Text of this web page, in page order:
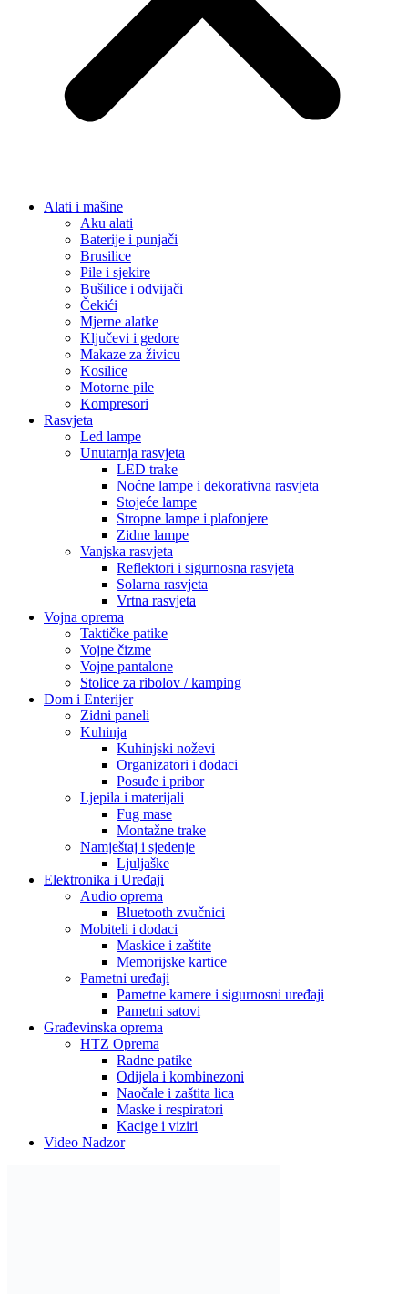
Alati i mašine
Aku alati
Baterije i punjači
Brusilice
Pile i sjekire
Bušilice i odvijači
Čekići
Mjerne alatke
Ključevi i gedore
Makaze za živicu
Kosilice
Motorne pile
Kompresori
Rasvjeta
Led lampe
Unutarnja rasvjeta
LED trake
Noćne lampe i dekorativna rasvjeta
Stojeće lampe
Stropne lampe i plafonjere
Zidne lampe
Vanjska rasvjeta
Reflektori i sigurnosna rasvjeta
Solarna rasvjeta
Vrtna rasvjeta
Vojna oprema
Taktičke patike
Vojne čizme
Vojne pantalone
Stolice za ribolov / kamping
Dom i Enterijer
Zidni paneli
Kuhinja
Kuhinjski noževi
Organizatori i dodaci
Posuđe i pribor
Ljepila i materijali
Fug mase
Montažne trake
Namještaj i sjedenje
Ljuljaške
Elektronika i Uređaji
Audio oprema
Bluetooth zvučnici
Mobiteli i dodaci
Maskice i zaštite
Memorijske kartice
Pametni uređaji
Pametne kamere i sigurnosni uređaji
Pametni satovi
Građevinska oprema
HTZ Oprema
Radne patike
Odijela i kombinezoni
Naočale i zaštita lica
Maske i respiratori
Kacige i viziri
Video Nadzor